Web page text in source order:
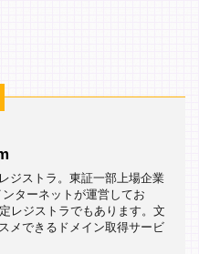
ジストラ。東証一部上場企業
ターネットが運営してお
レジストラでもあります。文
メできるドメイン取得サービ